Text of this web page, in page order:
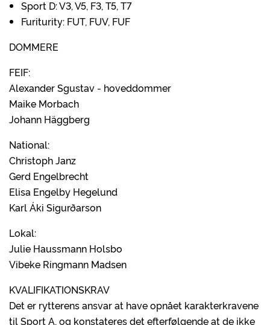
Sport D: V3, V5, F3, T5, T7
Furiturity: FUT, FUV, FUF
DOMMERE
FEIF:
Alexander Sgustav - hoveddommer
Maike Morbach
Johann Häggberg
National:
Christoph Janz
Gerd Engelbrecht
Elisa Engelby Hegelund
Karl Áki Sigurðarson
Lokal:
Julie Haussmann Holsbo
Vibeke Ringmann Madsen
KVALIFIKATIONSKRAV
Det er rytterens ansvar at have opnået karakterkravene
til Sport A, og konstateres det efterfølgende at de ikke